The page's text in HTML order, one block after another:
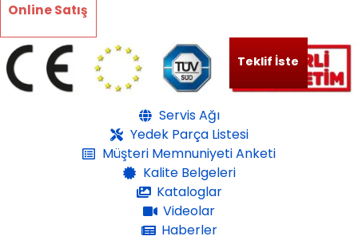
Online Satış
Teklif İste
Servis Ağı
Yedek Parça Listesi
Müşteri Memnuniyeti Anketi
Kalite Belgeleri
Kataloglar
Videolar
Haberler